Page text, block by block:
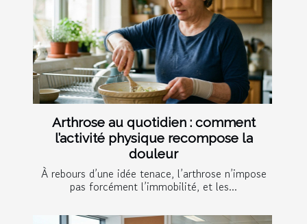
Arthrose au quotidien : comment
l’activité physique recompose la
douleur
À rebours d’une idée tenace, l’arthrose n’impose
pas forcément l’immobilité, et les...